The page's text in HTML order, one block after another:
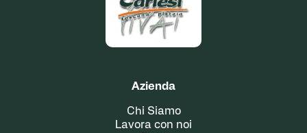
Azienda
Chi Siamo
Lavora con noi